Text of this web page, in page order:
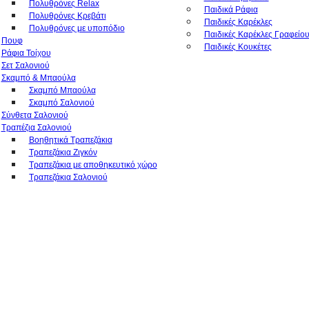
Πολυθρόνες Relax
Πολυθρόνες Κρεβάτι
Πολυθρόνες με υποπόδιο
Πουφ
Ράφια Τοίχου
Σετ Σαλονιού
Σκαμπό & Μπαούλα
Σκαμπό Μπαούλα
Σκαμπό Σαλονιού
Σύνθετα Σαλονιού
Τραπέζια Σαλονιού
Βοηθητικά Τραπεζάκια
Τραπεζάκια Ζιγκόν
Τραπεζάκια με αποθηκευτικό χώρο
Τραπεζάκια Σαλονιού
Παιδικά Ράφια
Παιδικές Καρέκλες
Παιδικές Καρέκλες Γραφείου
Παιδικές Κουκέτες